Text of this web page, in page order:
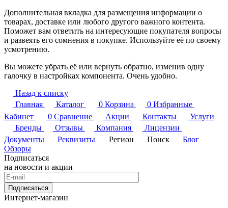
Дополнительная вкладка для размещения информации о
товарах, доставке или любого другого важного контента.
Поможет вам ответить на интересующие покупателя вопросы
и развеять его сомнения в покупке. Используйте её по своему
усмотрению.
Вы можете убрать её или вернуть обратно, изменив одну
галочку в настройках компонента. Очень удобно.
Назад к списку
Главная
Каталог 0 Корзина 0 Избранные
Кабинет
0 Сравнение Акции Контакты
Услуги
Бренды
Отзывы Компания
Лицензии
Документы
Реквизиты Регион Поиск
Блог
Обзоры
Подписаться
на новости и акции
Подписаться
Интернет-магазин